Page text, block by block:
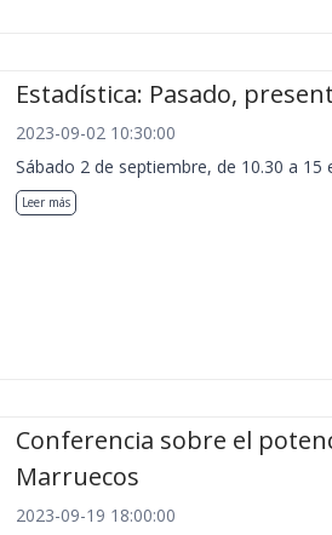
Estadística: Pasado,
2023-09-02 10:30:00
Sábado 2 de septiembre, de 10.30 a 15
Leer más
Conferencia sobre el
Marruecos
2023-09-19 18:00:00